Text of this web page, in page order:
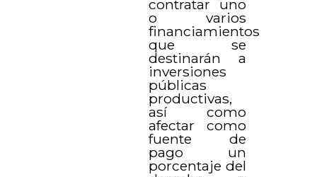
contratar uno
o varios
financiamientos
que se
destinarán a
inversiones
públicas
productivas,
así como
afectar como
fuente de
pago un
porcentaje del